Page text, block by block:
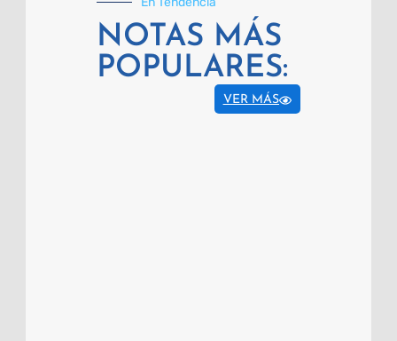
NOTAS MÁS
POPULARES:
VER MÁS